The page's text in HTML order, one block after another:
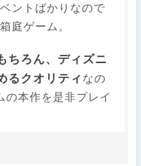
ントばかりなので
庭ゲーム。
ちろん、ディズニ
るクオリティ なの
の本作を是非プレイ